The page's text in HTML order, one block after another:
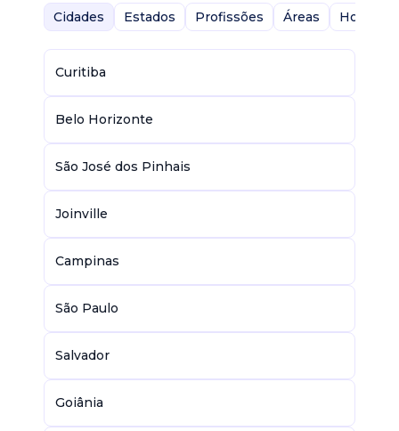
Cidades
Estados Profissões Áreas Home-
Curitiba
Belo Horizonte
São José dos Pinhais
Joinville
Campinas
São Paulo
Salvador
Goiânia